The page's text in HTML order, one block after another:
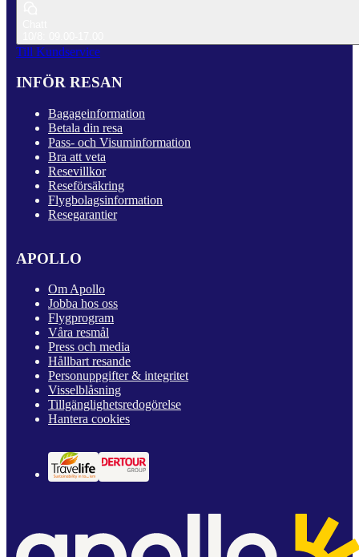
Till Kundservice
INFÖR RESAN
Bagageinformation
Betala din resa
Pass- och Visuminformation
Bra att veta
Resevillkor
Reseförsäkring
Flygbolagsinformation
Resegarantier
APOLLO
Om Apollo
Jobba hos oss
Flygprogram
Våra resmål
Press och media
Hållbart resande
Personuppgifter & integritet
Visselblåsning
Tillgänglighetsredogörelse
Hantera cookies